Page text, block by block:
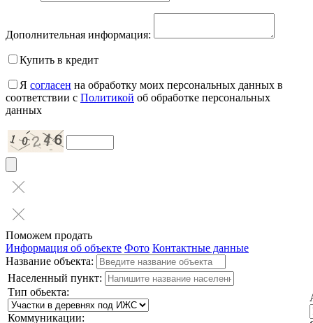
Дополнительная информация:
Купить в кредит
Я согласен на обработку моих персональных данных в
соответствии с Политикой об обработке персональных
данных
Поможем продать
Информация об объекте Фото Контактные данные
Название объекта:
Населенный пункт:
Тип обьекта:
Коммуникации: